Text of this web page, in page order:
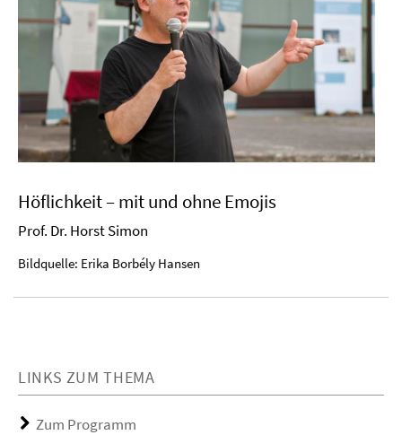
Höflichkeit – mit und ohne Emojis
Prof. Dr. Horst Simon
Bildquelle: Erika Borbély Hansen
LINKS ZUM THEMA
Zum Programm